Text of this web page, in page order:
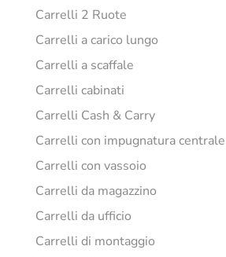
Carrelli 2 Ruote
Carrelli a carico lungo
Carrelli a scaffale
Carrelli cabinati
Carrelli Cash & Carry
Carrelli con impugnatura centrale
Carrelli con vassoio
Carrelli da magazzino
Carrelli da ufficio
Carrelli di montaggio